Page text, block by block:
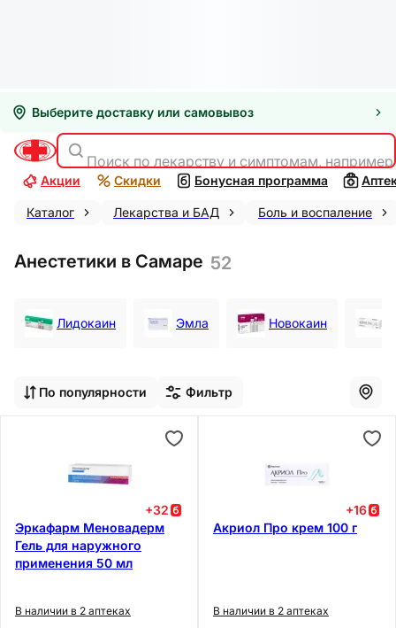
Выберите доставку или самовывоз
Поиск по лекарству и симптомам,
Акции Скидки Бонусная программа
Каталог Лекарства и БАД Боль и воспаление
Анестетики в Самаре 52
Лидокаин Эмла Новокаин
По популярности Фильтр
+32
Эркафарм Меновадерм
Гель для наружного
применения 50 мл
В наличии в 2 аптеках
+16
Акриол Про крем 100 г
В наличии в 2 аптеках